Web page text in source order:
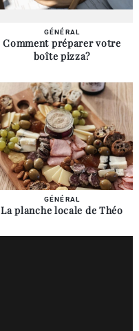
GÉNÉRAL
Comment préparer votre
boîte pizza?
GÉNÉRAL
La planche locale de Théo